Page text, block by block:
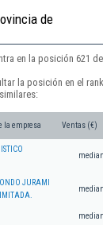
de
en la posición 621
la posición en el
la empresa Ventas (€)
JURAMI